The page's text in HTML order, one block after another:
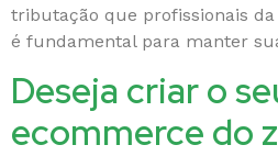
tributação que profissionais
é fundamental para manter
Deseja criar o
ecommerce do